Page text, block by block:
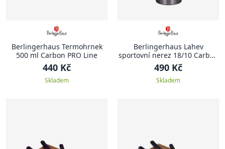
Berlingerhaus Termohrnek
500 ml Carbon PRO Line
440 Kč
Skladem
Berlingerhaus Lahev
sportovní nerez 18/10 Carbon
PRO Line 0,54 l
490 Kč
Skladem